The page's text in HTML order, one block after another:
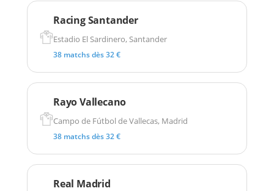
Racing Santander
Estadio El Sardinero, Santander
38 matchs dès 32 €
Rayo Vallecano
Campo de Fútbol de Vallecas, Madrid
38 matchs dès 32 €
Real Madrid